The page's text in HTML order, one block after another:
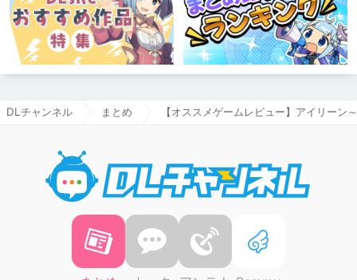
DLチャンネル まとめ 【オススメゲームレビュー】アイリーン